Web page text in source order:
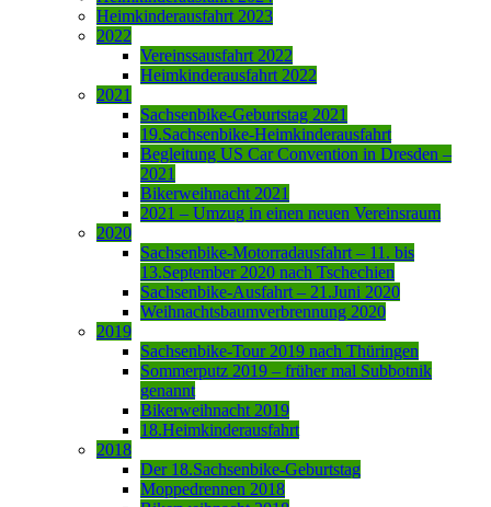
Heimkinderausfahrt 2023
2022
Vereinssausfahrt 2022
Heimkinderausfahrt 2022
2021
Sachsenbike-Geburtstag 2021
19.Sachsenbike-Heimkinderausfahrt
Begleitung US Car Convention in Dresden –
2021
Bikerweihnacht 2021
2021 – Umzug in einen neuen Vereinsraum
2020
Sachsenbike-Motorradausfahrt – 11. bis
13.September 2020 nach Tschechien
Sachsenbike-Ausfahrt – 21.Juni 2020
Weihnachtsbaumverbrennung 2020
2019
Sachsenbike-Tour 2019 nach Thüringen
Sommerputz 2019 – früher mal Subbotnik
genannt
Bikerweihnacht 2019
18.Heimkinderausfahrt
2018
Der 18.Sachsenbike-Geburtstag
Moppedrennen 2018